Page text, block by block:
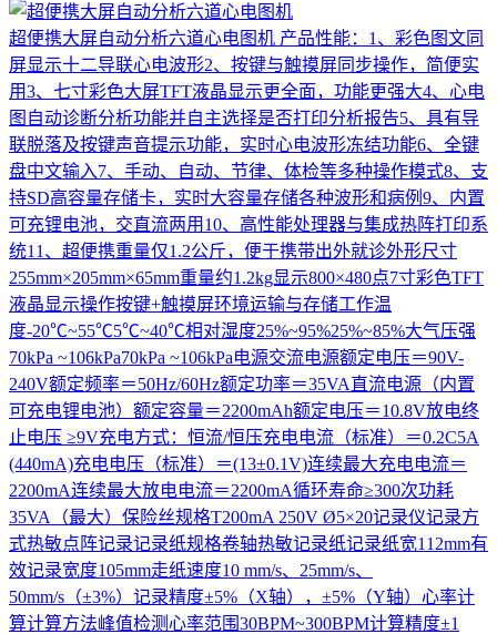
超便携大屏自动分析六道心电图机 产品性能：1、彩色图文同
屏显示十二导联心电波形2、按键与触摸屏同步操作，简便实
用3、七寸彩色大屏TFT液晶显示更全面，功能更强大4、心电
图自动诊断分析功能并自主选择是否打印分析报告5、具有导
联脱落及按键声音提示功能，实时心电波形冻结功能6、全键
盘中文输入7、手动、自动、节律、体检等多种操作模式8、支
持SD高容量存储卡，实时大容量存储各种波形和病例9、内置
可充锂电池，交直流两用10、高性能处理器与集成热阵打印系
统11、超便携重量仅1.2公斤，便于携带出外就诊外形尺寸
255mm×205mm×65mm重量约1.2kg显示800×480点7寸彩色TFT
液晶显示操作按键+触摸屏环境运输与存储工作温
度-20℃~55℃5℃~40℃相对湿度25%~95%25%~85%大气压强
70kPa ~106kPa70kPa ~106kPa电源交流电源额定电压＝90V-
240V额定频率＝50Hz/60Hz额定功率＝35VA直流电源（内置
可充电锂电池）额定容量＝2200mAh额定电压＝10.8V放电终
止电压 ≥9V充电方式：恒流/恒压充电电流（标准）＝0.2C5A
(440mA)充电电压（标准）＝(13±0.1V)连续最大充电电流＝
2200mA连续最大放电电流＝2200mA循环寿命≥300次功耗
35VA（最大）保险丝规格T200mA 250V Ø5×20记录仪记录方
式热敏点阵记录记录纸规格卷轴热敏记录纸记录纸宽112mm有
效记录宽度105mm走纸速度10 mm/s、25mm/s、
50mm/s（±3%）记录精度±5%（X轴），±5%（Y轴）心率计
算计算方法峰值检测心率范围30BPM~300BPM计算精度±1